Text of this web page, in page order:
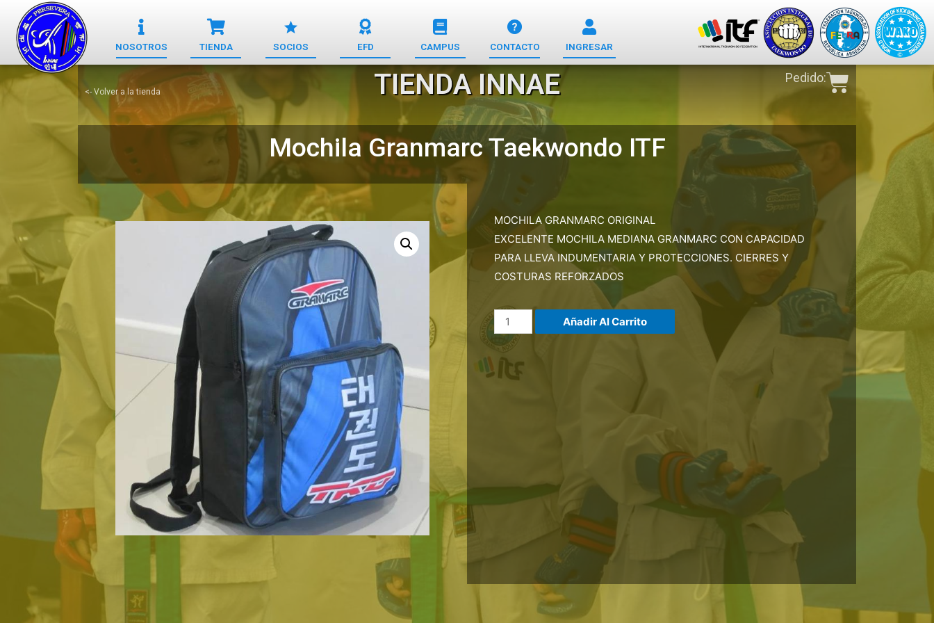
NOSOTROS TIENDA SOCIOS EFD CAMPUS CONTACTO INGRESAR
<- Volver a la tienda TIENDA INNAE Pedido:
Mochila Granmarc Taekwondo ITF
MOCHILA GRANMARC ORIGINAL
EXCELENTE MOCHILA MEDIANA GRANMARC CON CAPACIDAD
PARA LLEVA INDUMENTARIA Y PROTECCIONES. CIERRES Y
COSTURAS REFORZADOS
Añadir Al Carrito